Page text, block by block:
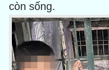
còn sống.